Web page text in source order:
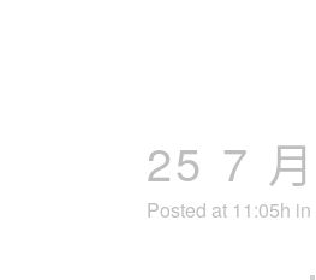
25 7 月
Posted at 11:05h in